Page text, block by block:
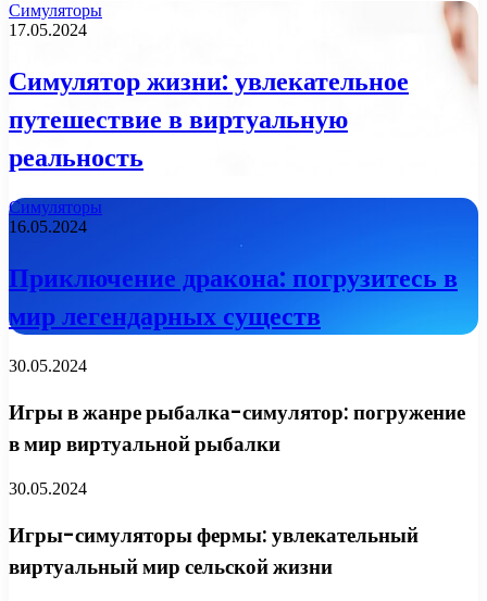
Симуляторы
17.05.2024
Симулятор жизни: увлекательное
путешествие в виртуальную
реальность
Симуляторы
16.05.2024
Приключение дракона: погрузитесь в
мир легендарных существ
30.05.2024
Игры в жанре рыбалка-симулятор: погружение
в мир виртуальной рыбалки
30.05.2024
Игры-симуляторы фермы: увлекательный
виртуальный мир сельской жизни